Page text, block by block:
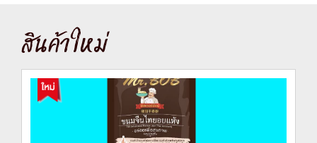
สินค้าใหม่